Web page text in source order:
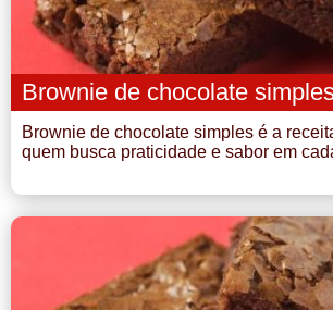
Brownie de chocolate
Brownie de chocolate simples é a
quem busca praticidade e sabor em